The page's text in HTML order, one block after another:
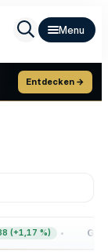
Entdecken →
(+1,17 %) Gold